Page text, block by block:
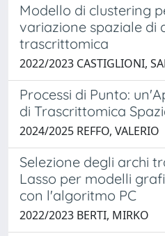
Modello di clustering
variazione spaziale di
trascrittomica
2022/2023 CASTIGLIONI,
Processi di Punto:
di Trascrittomica
2024/2025 REFFO, VALERIO
Selezione degli archi
Lasso per modelli
con l'algoritmo PC
2022/2023 BERTI, MIRKO